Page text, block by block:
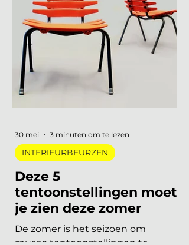
acht stadsdelen. De zoete pastels
van een paar jaar geleden zijn
verdwenen. Wat overblijft is koeler,
eerlijker en doordachter: koel
metaal, lage zit, diep bordeaux en
een duidelijke voorkeur voor
materiaal met een verhaal. Dit zijn
de zes trends die de toon zetten
Deze 5
tentoonstellingen moet
je zien deze zomer
INTERIEURBEURZEN
30 mei 3 minuten om te lezen